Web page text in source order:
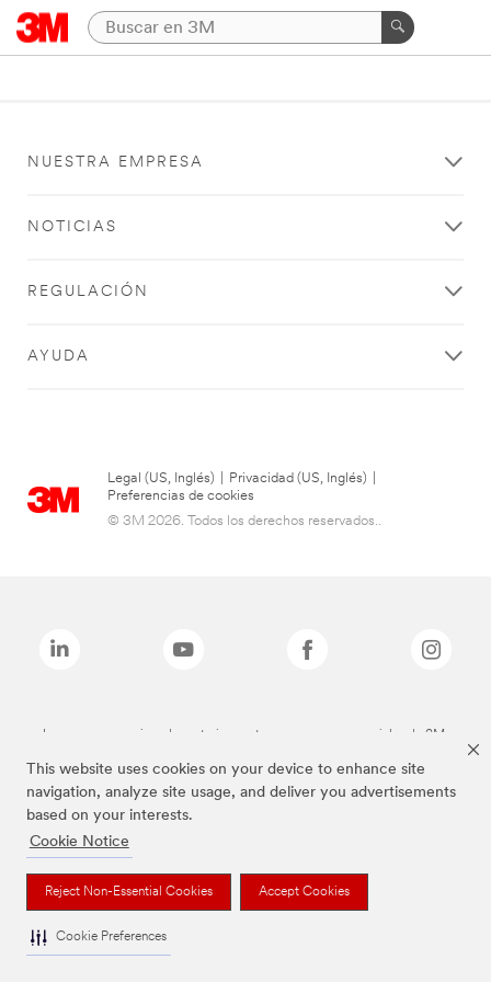
This website uses cookies on your device to enhance site
navigation, analyze site usage, and deliver you advertisements
based on your interests.
Cookie Notice
Reject Non-Essential Cookies Accept Cookies
Cookie Preferences
NUESTRA EMPRESA
NOTICIAS
REGULACIÓN
AYUDA
Legal (US, Inglés) Privacidad (US, Inglés)
Preferencias de cookies
© 3M 2026. Todos los derechos reservados..
Las marcas mencionadas anteriormente son marcas comerciales de 3M.